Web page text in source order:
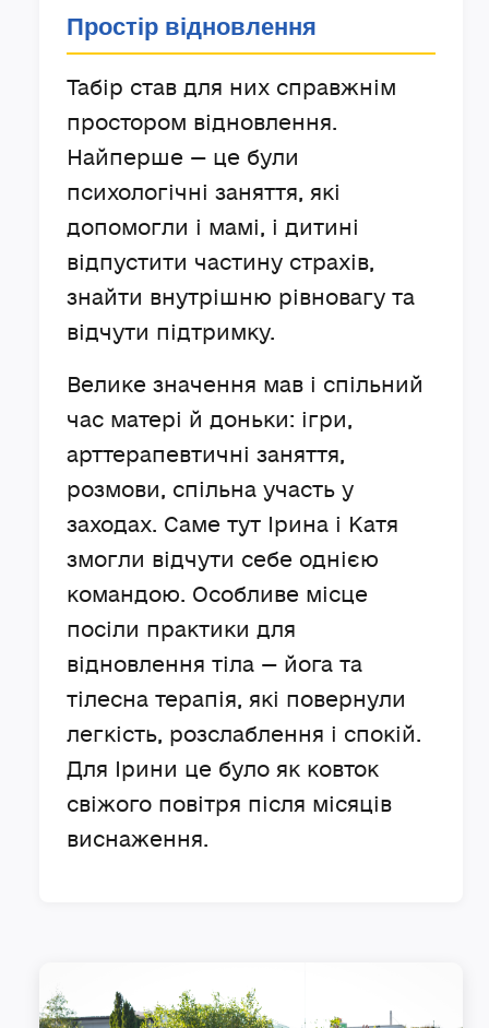
Простір відновлення
Табір став для них справжнім
простором відновлення.
Найперше — це були
психологічні заняття, які
допомогли і мамі, і дитині
відпустити частину страхів,
знайти внутрішню рівновагу та
відчути підтримку.
Велике значення мав і спільний
час матері й доньки: ігри,
арттерапевтичні заняття,
розмови, спільна участь у
заходах. Саме тут Ірина і Катя
змогли відчути себе однією
командою. Особливе місце
посіли практики для
відновлення тіла — йога та
тілесна терапія, які повернули
легкість, розслаблення і спокій.
Для Ірини це було як ковток
свіжого повітря після місяців
виснаження.